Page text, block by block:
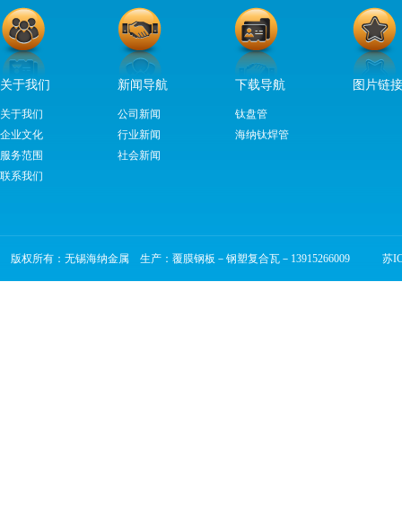
关于我们
关于我们
企业文化
服务范围
联系我们
新闻导航
公司新闻
行业新闻
社会新闻
下载导航
钛盘管
海纳钛焊管
图片链接
版权所有：无锡海纳金属 生产：覆膜钢板－钢塑复合瓦－13915266009 苏